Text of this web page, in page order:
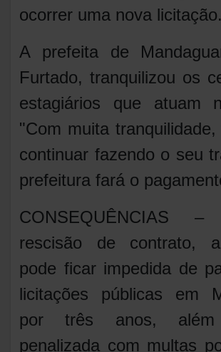
ocorrer uma nova licitação.
A prefeita de
Furtado, tranquilizou os
estagiários que atuam
"Com muita
continuar fazendo o seu
prefeitura fará o
CONSEQUÊNCIAS
rescisão de contrato,
pode ficar impedida de
licitações públicas em
por três anos,
penalizada com multas